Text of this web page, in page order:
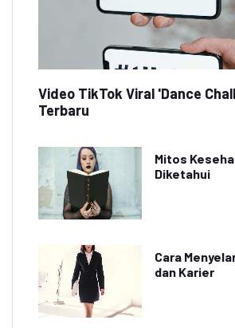
Video TikTok Viral 'Dance
Terbaru
Mitos
Diketahui
Cara
dan Karier